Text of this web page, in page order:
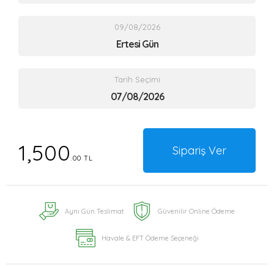
09/08/2026
Ertesi Gün
Tarih Seçimi
1,500 .00 TL
Sipariş Ver
Aynı Gün Teslimat Güvenilir Online Ödeme
Havale & EFT Ödeme Seçeneği